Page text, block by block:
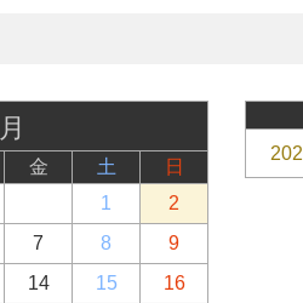
月
金 土
日
1
2
7 8
9
14 15
16